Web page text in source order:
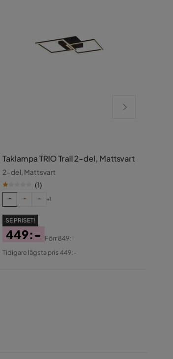
Taklampa TRIO Trail 2-del, Mattsvart
2-del, Mattsvart
(1)
+1
SE PRISET!
Pris
449:-
Original
Förr849:-
Tidigare lägsta pris 449:-